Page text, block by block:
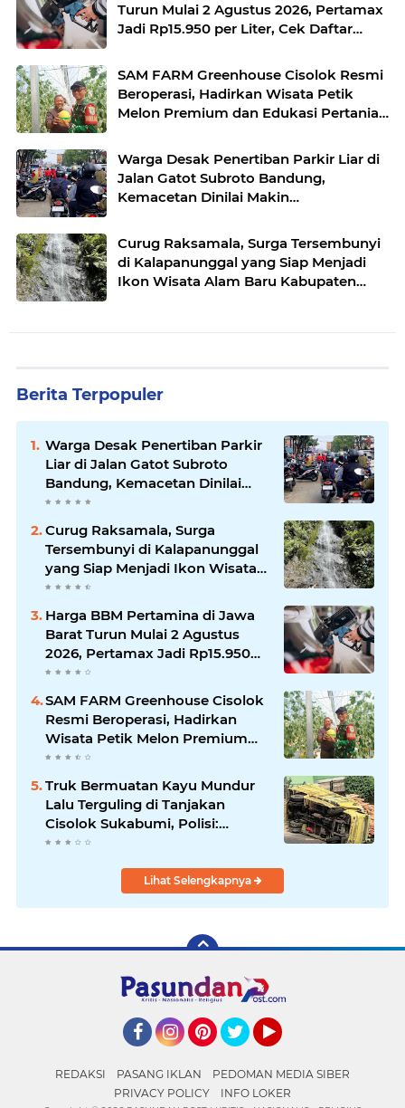
Turun Mulai 2 Agustus 2026, Pertamax
Jadi Rp15.950 per Liter, Cek Daftar
SAM FARM Greenhouse Cisolok Resmi
Beroperasi, Hadirkan Wisata Petik
Melon Premium dan Edukasi Pertanian
Warga Desak Penertiban Parkir Liar di
Jalan Gatot Subroto Bandung,
Kemacetan Dinilai Makin
Curug Raksamala, Surga Tersembunyi
di Kalapanunggal yang Siap Menjadi
Ikon Wisata Alam Baru Kabupaten
Berita Terpopuler
Warga Desak Penertiban Parkir
Liar di Jalan Gatot Subroto
Bandung, Kemacetan Dinilai
Makin Mengkhawatirkan
Curug Raksamala, Surga
Tersembunyi di Kalapanunggal
yang Siap Menjadi Ikon Wisata
Alam Baru Kabupaten
Harga BBM Pertamina di Jawa
Barat Turun Mulai 2 Agustus
2026, Pertamax Jadi Rp15.950
per Liter, Cek Daftar Harga
SAM FARM Greenhouse Cisolok
Resmi Beroperasi, Hadirkan
Wisata Petik Melon Premium
dan Edukasi Pertanian Modern
di Sukabumi
Truk Bermuatan Kayu Mundur
Lalu Terguling di Tanjakan
Cisolok Sukabumi, Polisi:
Diduga Tak Kuat Menanjak
Lihat Selengkapnya
REDAKSI PASANG IKLAN
PEDOMAN MEDIA SIBER
PRIVACY POLICY
INFO LOKER